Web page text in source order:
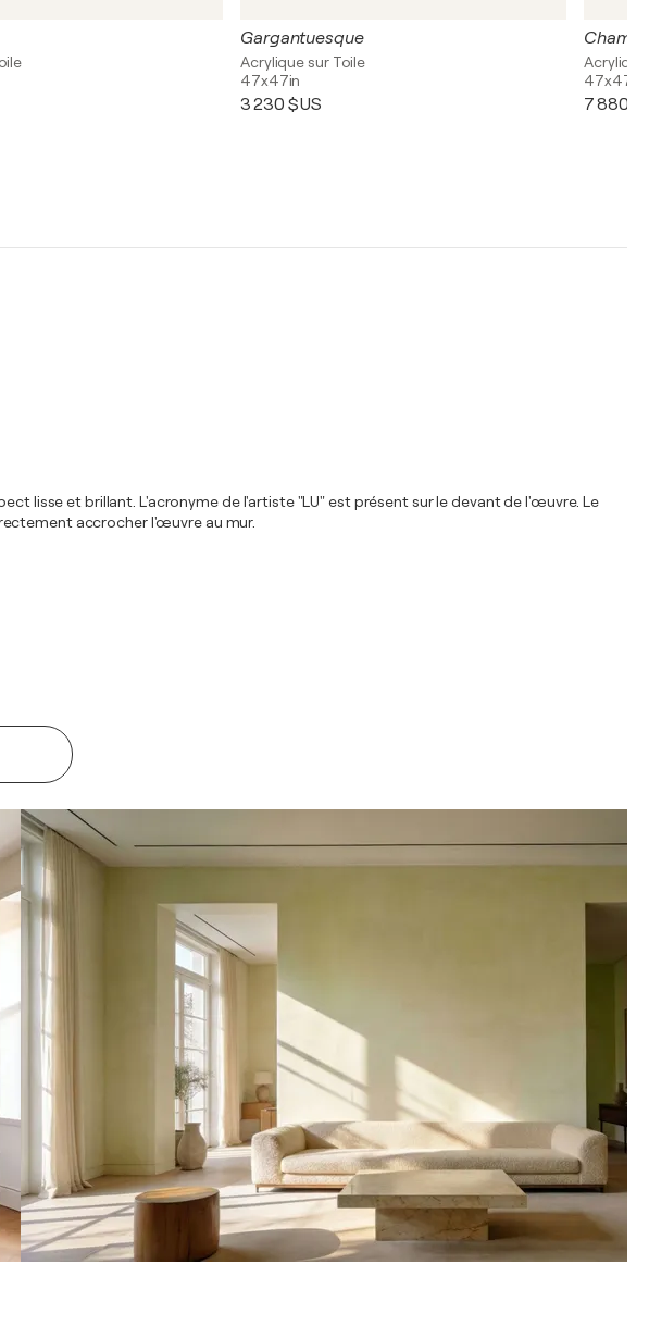
Gargantuesque
Acrylique sur Toile
47x47in
3 230 $US
47x47in
7 880
lisse et brillant. L'acronyme de l'artiste "LU" est présent sur le devant de l'œuvre. Le
accrocher l'œuvre au mur.